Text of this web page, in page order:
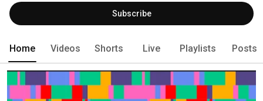
Subscribe
Home Videos Shorts Live Playlists Posts